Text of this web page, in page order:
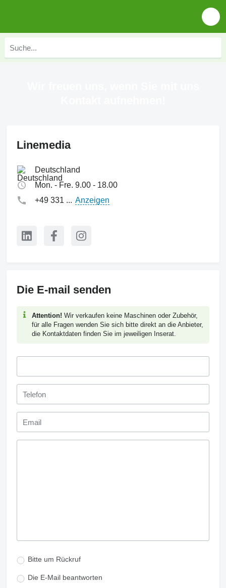
Die E-mail senden
Attention! Wir verkaufen keine Maschinen oder Zubehör,
für alle Fragen wenden Sie sich bitte direkt an die Anbieter,
die Kontaktdaten finden Sie im jeweiligen Inserat.
Bitte um Rückruf
Die E-Mail beantworten
Linemedia
Deutschland
Mon. - Fre. 9.00 - 18.00
+49 331 ... Anzeigen